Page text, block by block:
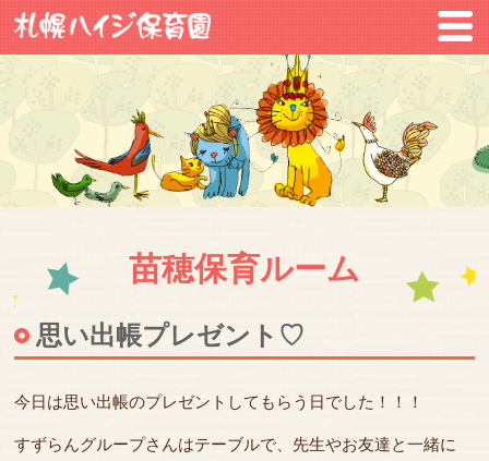
苗穂保育ルーム
思い出帳プレゼント♡
今日は思い出帳のプレゼントしてもらう日でした！！！
すずらんグループさんはテーブルで、先生やお友達と一緒に